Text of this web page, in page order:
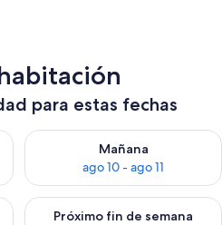
para estas fechas
esta noche, ago 9 - ago 10
Mañana
ago 10 - ago 11
Consulta la disponibilidad
este fin de semana, ago 14 -
Próximo fin de semana
Consulta la disponibilidad